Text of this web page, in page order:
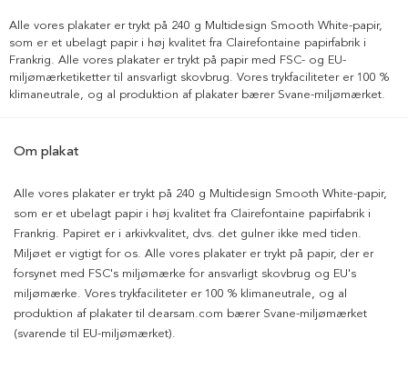
Alle vores plakater er trykt på 240 g Multidesign Smooth White-papir,
som er et ubelagt papir i høj kvalitet fra Clairefontaine papirfabrik i
Frankrig. Alle vores plakater er trykt på papir med FSC- og EU-
miljømærketiketter til ansvarligt skovbrug. Vores trykfaciliteter er 100 %
klimaneutrale, og al produktion af plakater bærer Svane-miljømærket.
Om plakat
Alle vores plakater er trykt på 240 g Multidesign Smooth White-papir,
som er et ubelagt papir i høj kvalitet fra Clairefontaine papirfabrik i
Frankrig. Papiret er i arkivkvalitet, dvs. det gulner ikke med tiden.
Miljøet er vigtigt for os. Alle vores plakater er trykt på papir, der er
forsynet med FSC's miljømærke for ansvarligt skovbrug og EU's
miljømærke. Vores trykfaciliteter er 100 % klimaneutrale, og al
produktion af plakater til dearsam.com bærer Svane-miljømærket
(svarende til EU-miljømærket).